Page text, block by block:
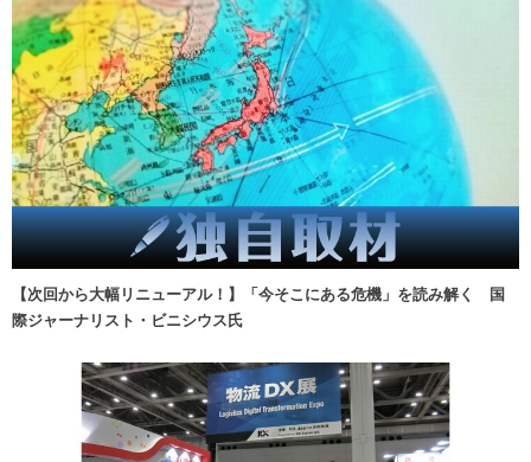
【次回から大幅リニューアル！】「今そこにある危機」を読み解く 国
際ジャーナリスト・ビニシウス氏